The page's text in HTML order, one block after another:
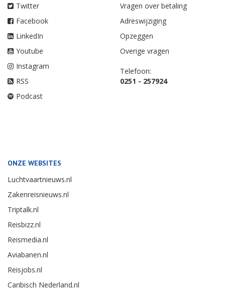
Twitter
Facebook
LinkedIn
Youtube
Instagram
RSS
Podcast
Vragen over betaling
Adreswijziging
Opzeggen
Overige vragen
Telefoon:
0251 - 257924
ONZE WEBSITES
Luchtvaartnieuws.nl
Zakenreisnieuws.nl
Triptalk.nl
Reisbizz.nl
Reismedia.nl
Aviabanen.nl
Reisjobs.nl
Caribisch Nederland.nl